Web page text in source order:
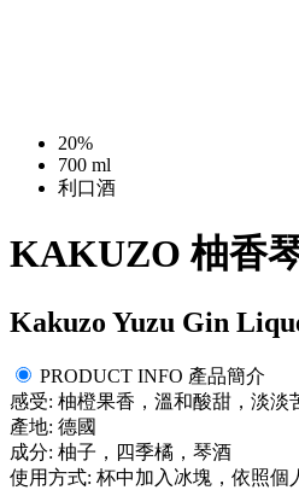
20%
700 ml
利口酒
KAKUZO 柚香
Kakuzo Yuzu Gin
PRODUCT INFO 產品簡介
感受: 柚橙果香，溫和酸甜，淡淡
產地: 德國
成分: 柚子，四季橘，琴酒
使用方式: 杯中加入冰塊，依照個